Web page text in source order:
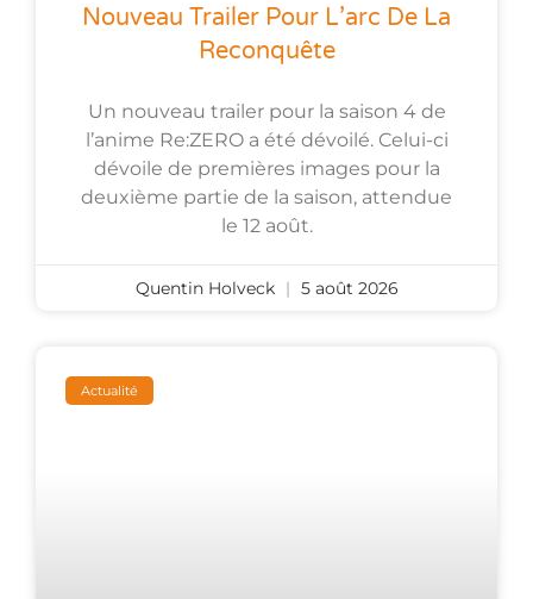
Nouveau Trailer Pour L’arc De La
Reconquête
Un nouveau trailer pour la saison 4 de
l’anime Re:ZERO a été dévoilé. Celui-ci
dévoile de premières images pour la
deuxième partie de la saison, attendue
le 12 août.
Quentin Holveck 5 août 2026
Actualité